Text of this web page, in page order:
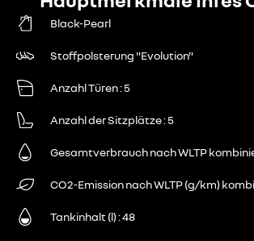
Black-Pearl
Stoffpolsterung "Evolution"
Anzahl Türen 5
Anzahl der Sitzplätze 5
Gesamtverbrauch nach WLTP
CO2-Emission nach WLTP (g/km)
Tankinhalt (l) 48